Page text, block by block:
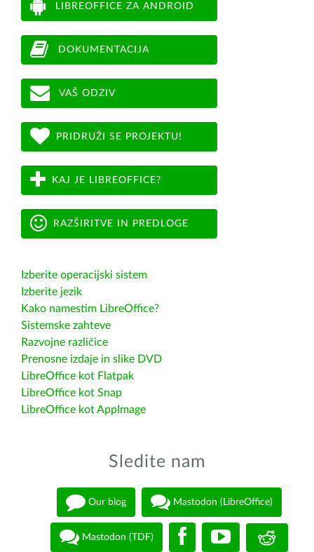
LIBREOFFICE ZA ANDROID
DOKUMENTACIJA
VAŠ ODZIV
PRIDRUŽI SE PROJEKTU!
KAJ JE LIBREOFFICE?
RAZŠIRITVE IN PREDLOGE
Izberite operacijski sistem
Izberite jezik
Kako namestim LibreOffice?
Sistemske zahteve
Razvojne različice
Prenosne izdaje in slike DVD
LibreOffice kot Flatpak
LibreOffice kot Snap
LibreOffice kot AppImage
Sledite nam
Our blog Mastodon (LibreOffice)
Mastodon (TDF)